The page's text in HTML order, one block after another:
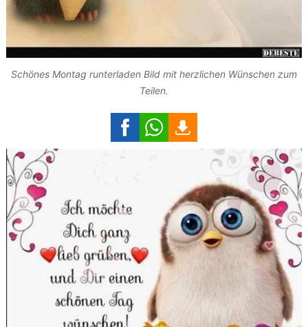
Schönes Montag runterladen Bild mit herzlichen Wünschen zum
Teilen.